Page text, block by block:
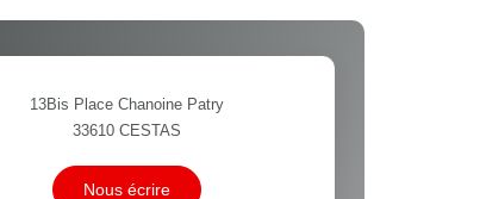
13Bis Place Chanoine Patry
33610 CESTAS
Nous écrire